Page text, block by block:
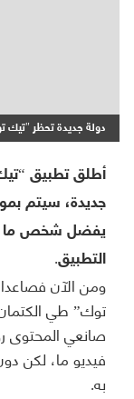
دولة جديدة تحظر "تيك
أطلق تطبيق
جديدة، سيتم
يفضل شخص ما
التطبيق.
ومن الآن
توك” طي
صانعي المحتوى
فيديو ما، لكن
به.